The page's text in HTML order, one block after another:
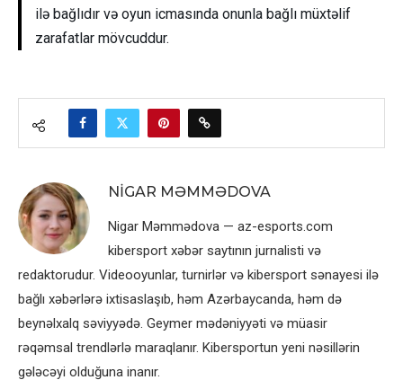
ilə bağlıdır və oyun icmasında onunla bağlı müxtəlif
zarafatlar mövcuddur.
NIGAR MƏMMƏDOVA
Nigar Məmmədova — az-esports.com
kibersport xəbər saytının jurnalisti və
redaktorudur. Videooyunlar, turnirlər və kibersport sənayesi ilə
bağlı xəbərlərə ixtisaslaşıb, həm Azərbaycanda, həm də
beynəlxalq səviyyədə. Geymer mədəniyyəti və müasir
rəqəmsal trendlərlə maraqlanır. Kibersportun yeni nəsillərin
gələcəyi olduğuna inanır.